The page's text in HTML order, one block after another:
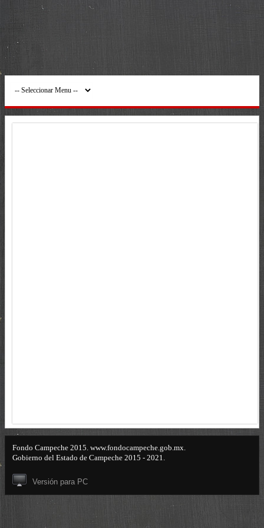
Fondo Campeche 2015. www.fondocampeche.gob.mx.
Gobierno del Estado de Campeche 2015 - 2021.
Versión para PC